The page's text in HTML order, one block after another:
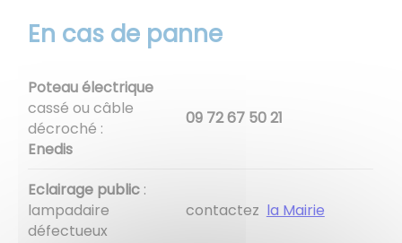
En cas de panne
Poteau électrique
cassé ou câble
décroché :
Enedis
09 72 67 50 21
Eclairage public :
lampadaire
défectueux
contactez la Mairie